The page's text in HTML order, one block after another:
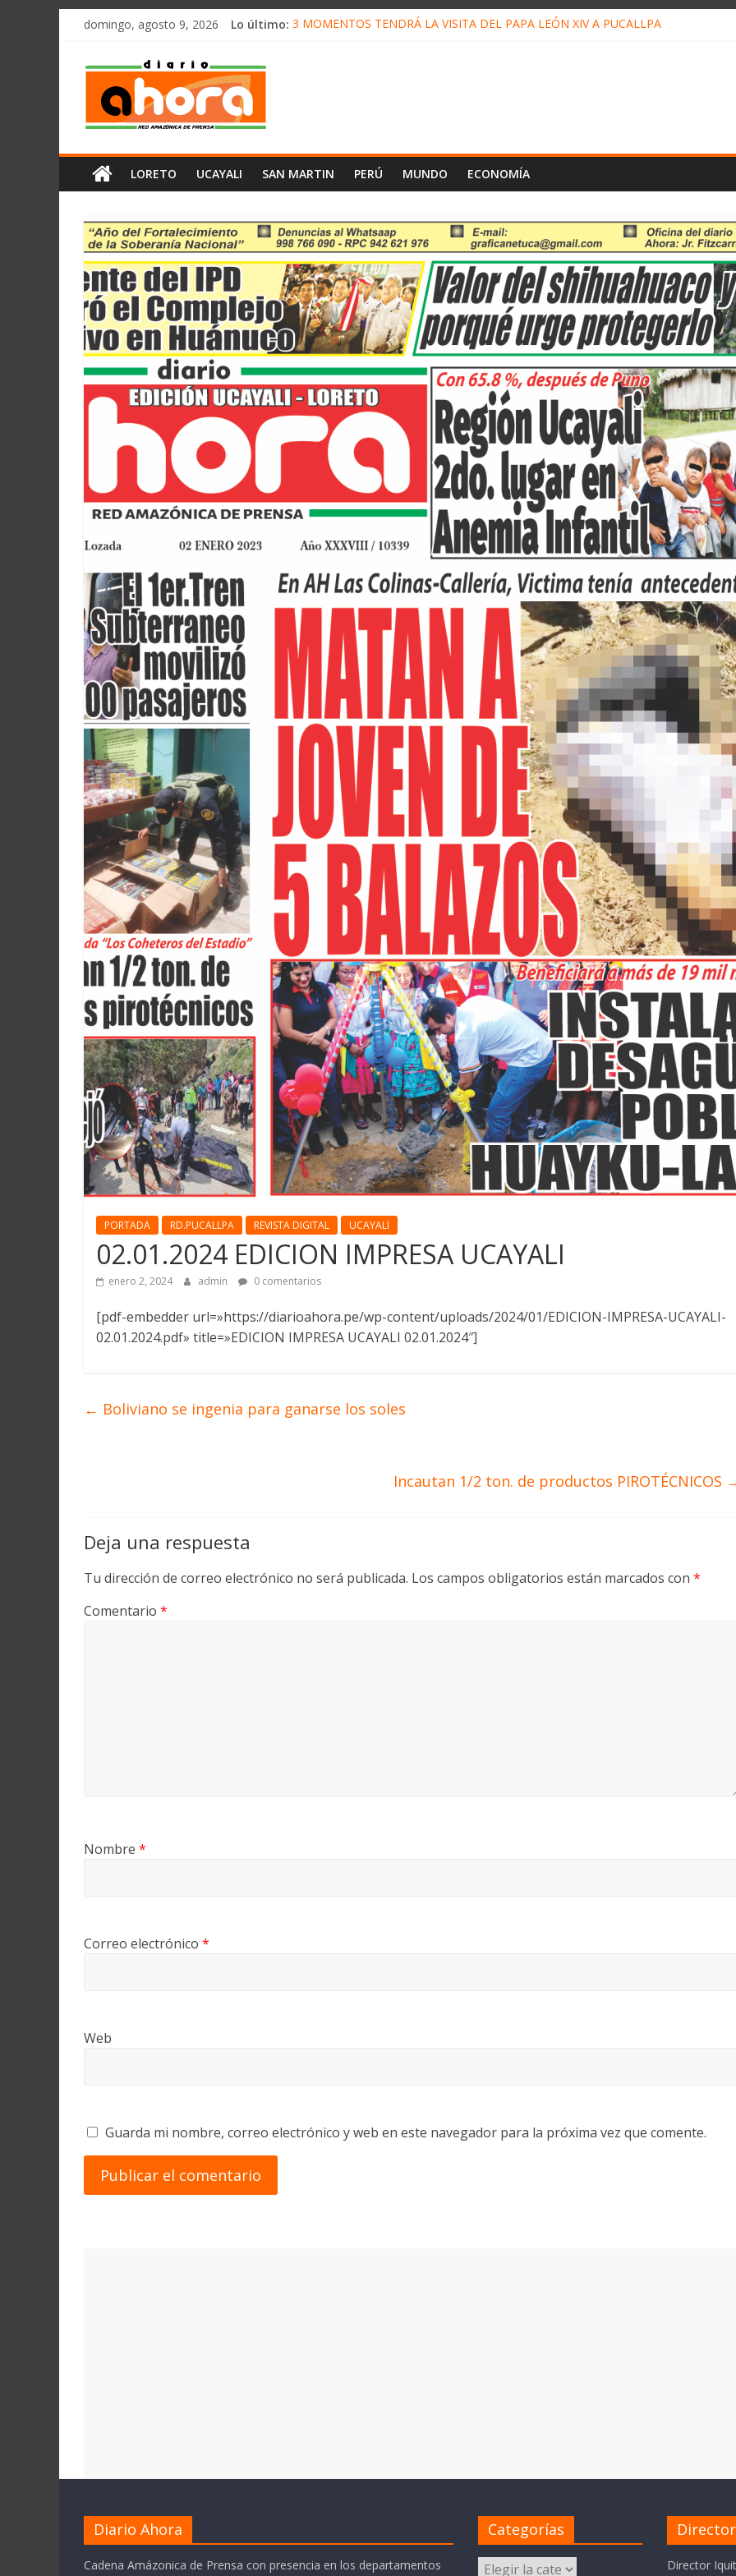
олимп казино
Saltardomingo, agosto 9, 2026 Lo último: 3 MOMENTOS TENDRÁ LA VISITA DEL PAPA LEÓN XIV A PUCALLPA
Diario
Ahora
Cadena
Amazónica
de
Noticias
del
Perú,
Mundo
,
Ucayali,
San
Martín
Loreto
LORETO UCAYALI SAN MARTIN PERÚ MUNDO ECONOMÍA
PORTADA RD.PUCALLPA REVISTA DIGITAL UCAYALI
02.01.2024 EDICION IMPRESA UCAYALI
enero 2, 2024 admin 0 comentarios
[pdf-embedder url=»https://diarioahora.pe/wp-content/uploads/2024/01/EDICION-IMPRESA-UCAYALI-
02.01.2024.pdf» title=»EDICION IMPRESA UCAYALI 02.01.2024″]
← Boliviano se ingenia para ganarse los soles
Incautan 1/2 ton. de productos PIROTÉCNICOS
Deja una respuesta
Tu dirección de correo electrónico no será publicada. Los campos obligatorios están marcados con *
Comentario *
Nombre *
Correo electrónico *
Web
Guarda mi nombre, correo electrónico y web en este navegador para la próxima vez que comente.
Diario Ahora
Cadena Amázonica de Prensa con presencia en los departamentos
Categorías
Categorías
Director